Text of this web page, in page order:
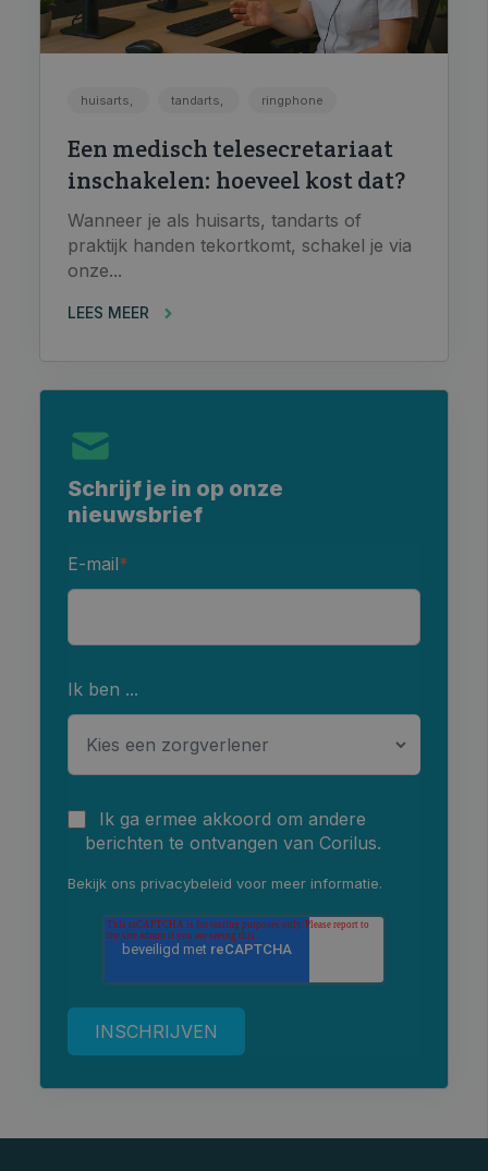
huisarts, tandarts, ringphone
Een medisch telesecretariaat
inschakelen: hoeveel kost dat?
Wanneer je als huisarts, tandarts of
praktijk handen tekortkomt, schakel je via
onze...
LEES MEER
Schrijf je in op onze
nieuwsbrief
E-mail*
Ik ben ...
Ik ga ermee akkoord om andere
berichten te ontvangen van Corilus.
Bekijk ons privacybeleid voor meer informatie.